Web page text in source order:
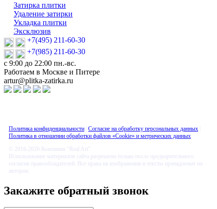
Затирка плитки
Удаление затирки
Укладка плитки
Эксклюзив
+7(495) 211-60-30
+7(985) 211-60-30
с 9:00 до 22:00 пн.-вс.
Работаем в Москве и Питере
artur@plitka-zatirka.ru
Политика конфиденциальности Согласие на обработку персональных данных
Политика в отношении обработки файлов «Cookie» и метрических данных
© 2016-2026 Компания "Real Art"
Использование материалов сайта разрешено только после предварительного
согласия правообладателей. Все права на изображения и тексты принадлежат их
авторам.
Закажите обратный звонок